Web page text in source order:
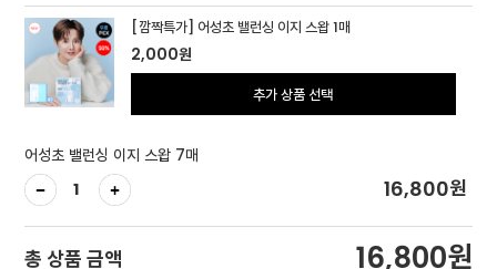
[깜짝특가] 어성초 밸런싱 이지 스왑 1매
2,000원
추가 상품 선택
어성초 밸런싱 이지 스왑 7매
16,800원
총 상품 금액 16,800원